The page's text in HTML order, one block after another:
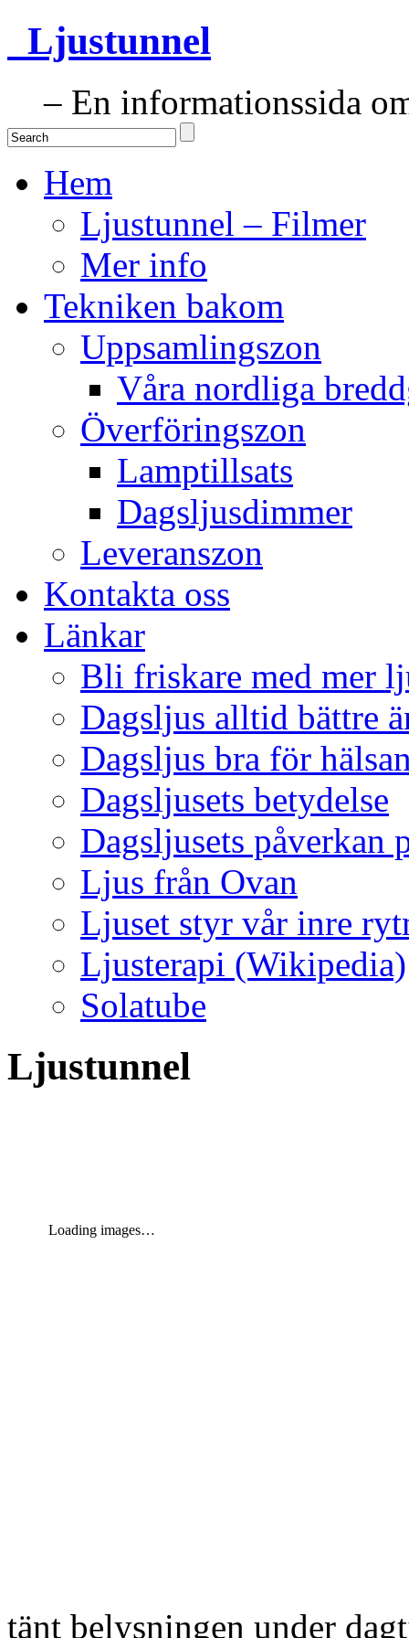
Ljustunnel
– En informationssida
Hem
Ljustunnel – Filmer
Mer info
Tekniken bakom
Uppsamlingszon
Våra nordliga
Överföringszon
Lamptillsats
Dagsljusdimmer
Leveranszon
Kontakta oss
Länkar
Bli friskare med mer
Dagsljus alltid bättre
Dagsljus bra för
Dagsljusets betydelse
Dagsljusets påverkan
Ljus från Ovan
Ljuset styr vår inre
Ljusterapi (Wikipedia)
Solatube
Ljustunnel
Loading images…
tänt belysningen under